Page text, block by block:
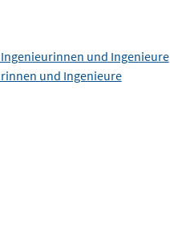
und Ingenieure
und Ingenieure